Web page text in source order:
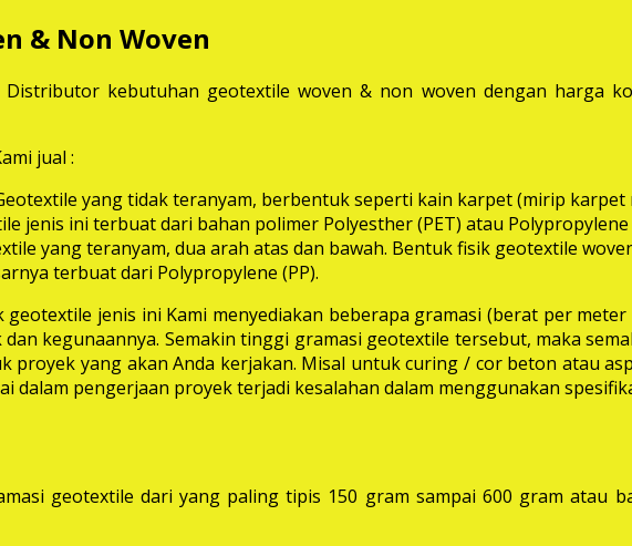
& Non Woven
Distributor kebutuhan geotextile woven & non woven dengan harga
jual :
yang tidak teranyam, berbentuk seperti kain karpet (mirip
jenis ini terbuat dari bahan polimer Polyesther (PET) atau Polypropylene
yang teranyam, dua arah atas dan bawah. Bentuk fisik geotextile
terbuat dari Polypropylene (PP).
geotextile jenis ini Kami menyediakan beberapa gramasi (berat per
kegunaannya. Semakin tinggi gramasi geotextile tersebut, maka
proyek yang akan Anda kerjakan. Misal untuk curing / cor beton atau
dalam pengerjaan proyek terjadi kesalahan dalam menggunakan
geotextile dari yang paling tipis 150 gram sampai 600 gram atau